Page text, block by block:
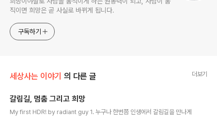
직이면 희망은 곧 사실로 바뀌게 됩니다.
구독하기
세상사는 이야기 의 다른 글 더보기
갈림길, 멈춤 그리고 희망
My first HDR! by radiant guy 1. 누구나 한번쯤 인생에서 갈림길을 만나게